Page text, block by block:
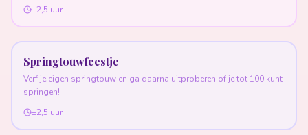
±2,5 uur
Springtouwfeestje
Verf je eigen springtouw en ga daarna uitproberen of je tot 100 kunt
springen!
±2,5 uur